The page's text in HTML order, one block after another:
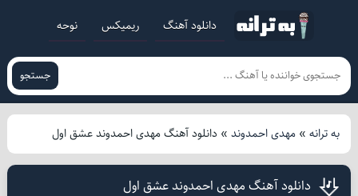
دانلود آهنگ ریمیکس نوحه
جستجو
به ترانه» مهدی احمدوند» دانلود آهنگ مهدی احمدوند عشق اول
دانلود آهنگ مهدی احمدوند عشق اول